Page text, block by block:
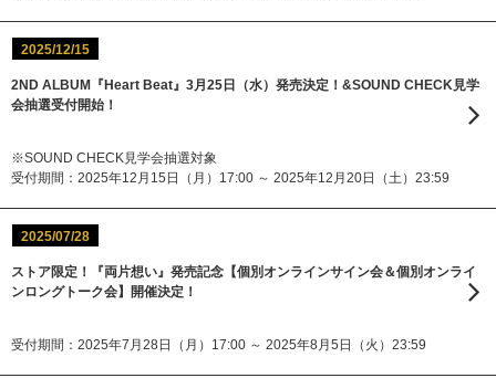
2025/12/15
2ND ALBUM『Heart Beat』3月25日（水）発売決定！&SOUND CHECK見学
会抽選受付開始！
※SOUND CHECK見学会抽選対象
受付期間：2025年12月15日（月）17:00 ～ 2025年12月20日（土）23:59
2025/07/28
ストア限定！『両片想い』発売記念【個別オンラインサイン会＆個別オンライ
ンロングトーク会】開催決定！
受付期間：2025年7月28日（月）17:00 ～ 2025年8月5日（火）23:59